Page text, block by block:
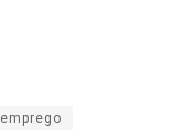
emprego